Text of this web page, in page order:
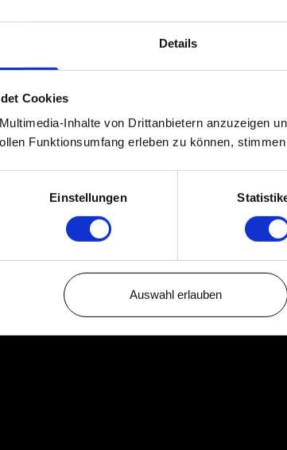
Details
Cookies
Inhalte von Drittanbietern anzuzeigen
Funktionsumfang erleben zu können,
Einstellungen
Auswahl erlauben
06:15
24:41